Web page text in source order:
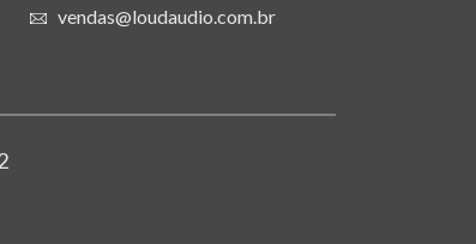
vendas@loudaudio.com.br